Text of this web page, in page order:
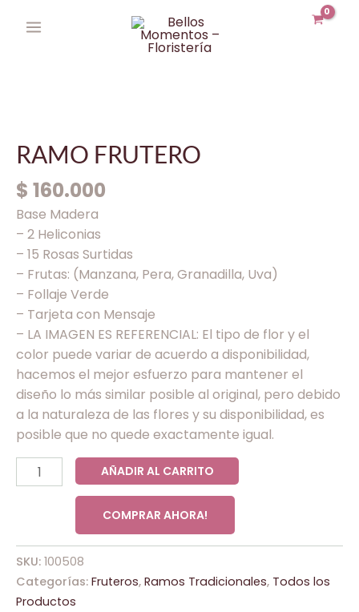
MAIN
RAMO FRUTERO
$ 160.000
Base Madera
– 2 Heliconias
– 15 Rosas Surtidas
– Frutas: (Manzana, Pera, Granadilla, Uva)
– Follaje Verde
– Tarjeta con Mensaje
– LA IMAGEN ES REFERENCIAL: El tipo de flor y el
color puede variar de acuerdo a disponibilidad,
hacemos el mejor esfuerzo para mantener el
diseño lo más similar posible al original, pero debido
a la naturaleza de las flores y su disponibilidad, es
posible que no quede exactamente igual.
AÑADIR AL CARRITO
COMPRAR AHORA!
SKU: 100508
Categorías: Fruteros, Ramos Tradicionales, Todos los
Productos